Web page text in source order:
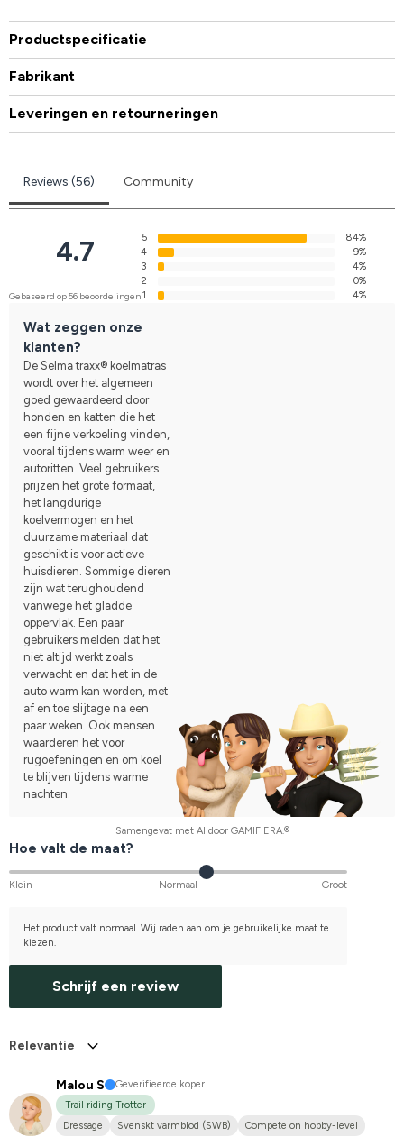
Productspecificatie
Fabrikant
Leveringen en retourneringen
Reviews (56) Community
4.7
Gebaseerd op 56 beoordelingen
5
84%
4
9%
3
4%
2
0%
1
4%
Wat zeggen onze
klanten?
De Selma traxx® koelmatras
wordt over het algemeen
goed gewaardeerd door
honden en katten die het
een fijne verkoeling vinden,
vooral tijdens warm weer en
autoritten. Veel gebruikers
prijzen het grote formaat,
het langdurige
koelvermogen en het
duurzame materiaal dat
geschikt is voor actieve
huisdieren. Sommige dieren
zijn wat terughoudend
vanwege het gladde
oppervlak. Een paar
gebruikers melden dat het
niet altijd werkt zoals
verwacht en dat het in de
auto warm kan worden, met
af en toe slijtage na een
paar weken. Ook mensen
waarderen het voor
rugoefeningen en om koel
te blijven tijdens warme
nachten.
Samengevat met AI door GAMIFIERA.®
Hoe valt de maat?
Klein Normaal Groot
Het product valt normaal. Wij raden aan om je gebruikelijke maat te
kiezen.
Schrijf een review
Relevantie
Malou S
Geverifieerde koper
Trail riding Trotter
Dressage
Svenskt varmblod (SWB) Compete on hobby-level